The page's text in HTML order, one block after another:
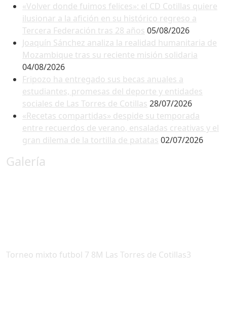
«Volver donde fuimos felices»: el CD Cotillas quiere
ilusionar a la afición en su histórico regreso a
Tercera Federación tras 28 años 05/08/2026
Joaquín Sánchez analiza la realidad humanitaria de
Mozambique tras su reciente misión solidaria
04/08/2026
Fripozo ha entregado sus becas anuales a
estudiantes, promesas del deporte y entidades
sociales de Las Torres de Cotillas 28/07/2026
«Recetas compartidas» despide su temporada
entre recuerdos de verano, ensaladas creativas y el
gran dilema de la tortilla de patatas 02/07/2026
Galería
Torneo mixto futbol 7 8M Las Torres de Cotillas3